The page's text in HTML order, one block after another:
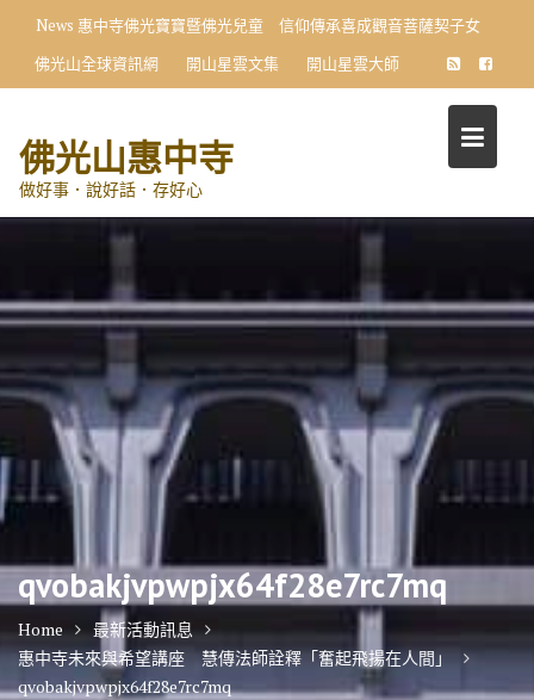
content
News 惠中寺佛光寶寶暨佛光兒童 信仰傳承喜成觀音菩薩契子女
佛光山全球資訊網
開山星雲文集 開山星雲大師
佛光山惠中寺
做好事．說好話．存好心
qvobakjvpwpjx64f28e7rc7mq
Home
最新活動訊息
惠中寺未來與希望講座 慧傳法師詮釋「奮起飛揚在人間」
qvobakjvpwpjx64f28e7rc7mq